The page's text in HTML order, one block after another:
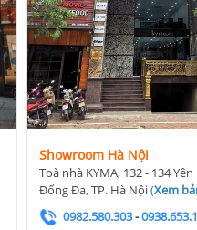
Showroom Hà Nội
Toà nhà KYMA, 132 - 134
Đống Đa, TP. Hà Nội(Xem
0982.580.303-